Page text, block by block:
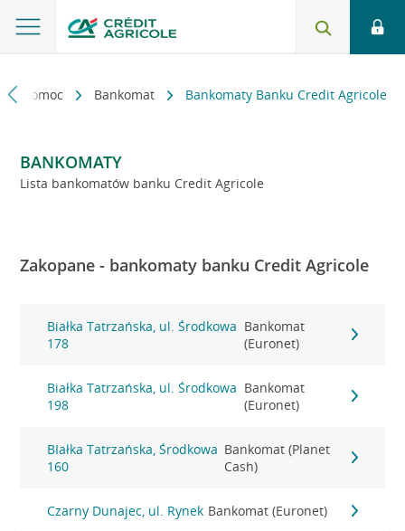
i pomoc Bankomat Bankomaty Banku Credit Agricole
BANKOMATY
Lista bankomatów banku Credit Agricole
Zakopane - bankomaty banku Credit Agricole
Białka Tatrzańska, ul. Środkowa
178
Bankomat
(Euronet)
Białka Tatrzańska, ul. Środkowa
198
Bankomat
(Euronet)
BIałka Tatrzańska, Środkowa
160
Bankomat (Planet
Cash)
Czarny Dunajec, ul. Rynek Bankomat (Euronet)